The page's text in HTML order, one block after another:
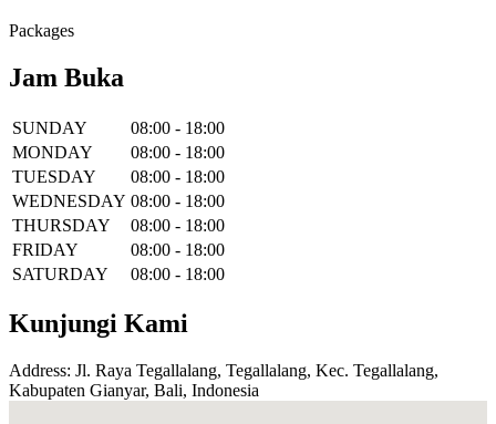
Packages
Jam Buka
SUNDAY
08:00 - 18:00
MONDAY
08:00 - 18:00
TUESDAY
08:00 - 18:00
WEDNESDAY 08:00 - 18:00
THURSDAY
08:00 - 18:00
FRIDAY
08:00 - 18:00
SATURDAY
08:00 - 18:00
Kunjungi Kami
Address: Jl. Raya Tegallalang, Tegallalang, Kec. Tegallalang,
Kabupaten Gianyar, Bali, Indonesia